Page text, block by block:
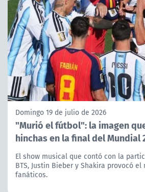
Domingo 19 de julio de 2026
"Murió el fútbol": la imagen
hinchas en la final del Mundial
El show musical que contó con la
BTS, Justin Bieber y Shakira provocó
fanáticos.